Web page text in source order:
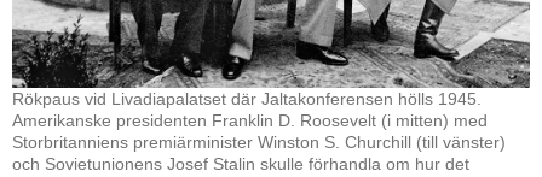
Rökpaus vid Livadiapalatset där Jaltakonferensen hölls 1945.
Amerikanske presidenten Franklin D. Roosevelt (i mitten) med
Storbritanniens premiärminister Winston S. Churchill (till vänster)
och Sovietunionens Josef Stalin skulle förhandla om hur det